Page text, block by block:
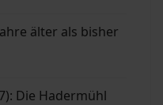
älter als bisher
Die Hadermühl